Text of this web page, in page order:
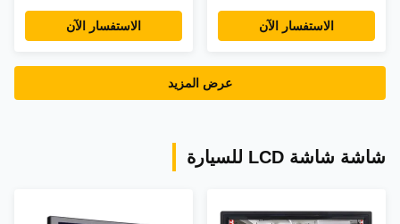
صناعية مع CGA VGA
الاستفسار الآن الاستفسار الآن
عرض المزيد
شاشة شاشة LCD للسيارة